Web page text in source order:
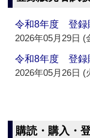
令和8年度 登録
2026年05月29日 (
令和8年度 登録
2026年05月26日 (
購読・購入・